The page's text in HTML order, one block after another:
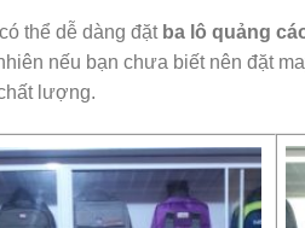
thể dễ dàng đặt ba lô quảng
nếu bạn chưa biết nên đặt
lượng.